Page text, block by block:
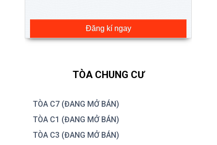
Đăng kí ngay
TÒA CHUNG CƯ
TÒA C7 (ĐANG MỞ BÁN)
TÒA C1 (ĐANG MỞ BÁN)
TÒA C3 (ĐANG MỞ BÁN)